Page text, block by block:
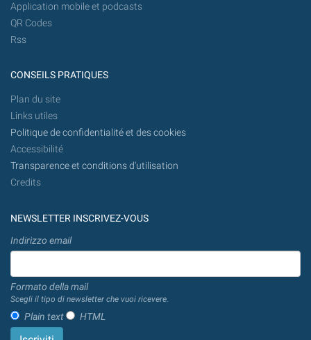
Application mobile et podcasts
QR Codes
Rss
CONSEILS PRATIQUES
Plan du site
Links utiles
Politique de confidentialité et des cookies
Accessibilité
Transparence et conditions d'utilisation
Credits
NEWSLETTER INSCRIVEZ-VOUS
Indirizzo email
Formato della mail
Scegli il tipo di newsletter che vuoi ricevere.
Plain text HTML